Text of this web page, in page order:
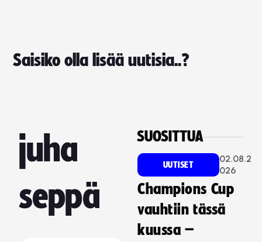
Saisiko olla lisää uutisia..?
juha
seppä
SUOSITTUA
UUTISET
02.08.2
026
Champions Cup
vauhtiin tässä
kuussa –